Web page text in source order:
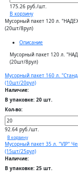
175.26 руб./шт.
В корзину
Мусорный пакет 120 л.
(20шт/8рул)
Описание
Мусорный пакет 120 л.
(20шт/8рул)
Мусорный пакет 160 л.
(10шт/20рул)
Наличие:
В упаковке: 20 шт.
Кол-во:
92.64 руб./шт.
В корзину
Мусорный пакет 35 л. "VIP"
(15шт/25рул)
Наличие:
В упаковке: 25 шт.